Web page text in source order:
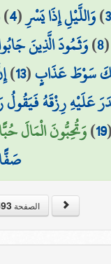
3
)وَاللَّيْلِ إِذَا يَسْرِ(
4
)
(
8
)وَثَمُودَ الَّذِينَ
سَوْطَ عَذَابٍ(
13
)
عَلَيْهِ رِزْقَهُ
(
19
)وَتُحِبُّونَ الْمَالَ حُبًّا
الصفحة Page